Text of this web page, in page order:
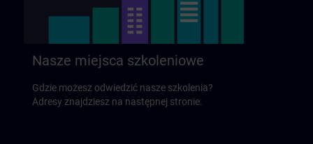
Nasze miejsca szkoleniowe
Gdzie możesz odwiedzić nasze szkolenia?
Adresy znajdziesz na następnej stronie.